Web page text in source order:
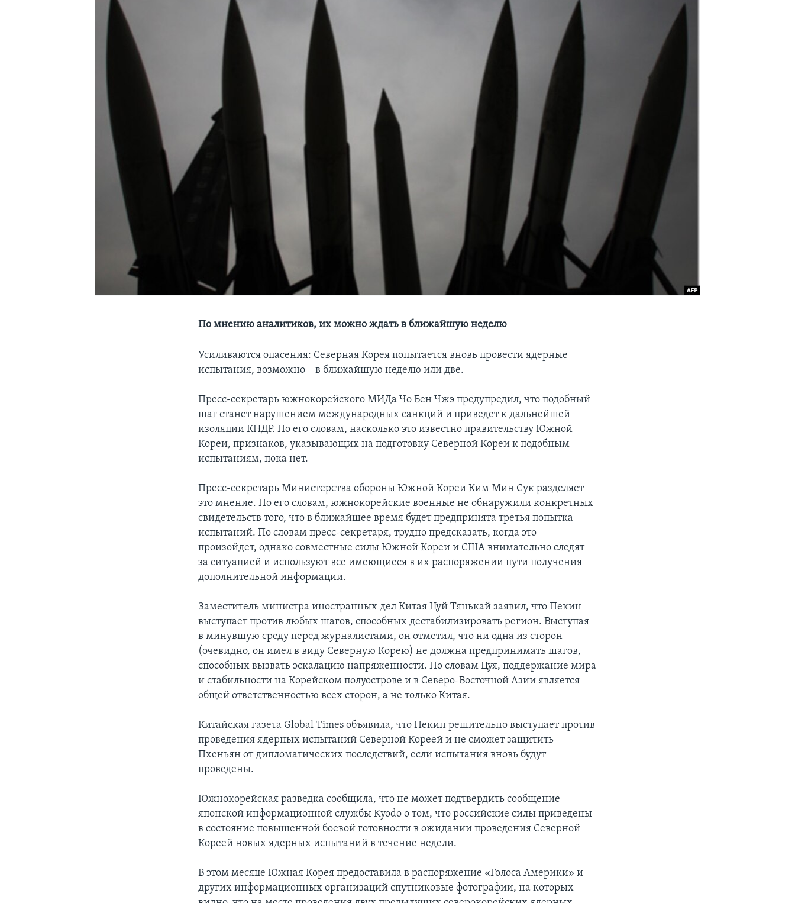
По мнению аналитиков, их можно ждать в ближайшую неделю
Усиливаются опасения: Северная Корея попытается вновь провести ядерные
испытания, возможно – в ближайшую неделю или две.
Пресс-секретарь южнокорейского МИДа Чо Бeн Чжэ предупредил, что подобный
шаг станет нарушением международных санкций и приведет к дальнейшей
изоляции КНДР. По его словам, насколько это известно правительству Южной
Кореи, признаков, указывающих на подготовку Северной Кореи к подобным
испытаниям, пока нет.
Пресс-секретарь Министерства обороны Южной Кореи Ким Мин Сук разделяет
это мнение. По его словам, южнокорейские военные не обнаружили конкретных
свидетельств того, что в ближайшее время будет предпринята третья попытка
испытаний. По словам пресс-секретаря, трудно предсказать, когда это
произойдет, однако совместные силы Южной Кореи и США внимательно следят
за ситуацией и используют все имеющиеся в их распоряжении пути получения
дополнительной информации.
Заместитель министра иностранных дел Китая Цуй Тянькай заявил, что Пекин
выступает против любых шагов, способных дестабилизировать регион. Выступая
в минувшую среду перед журналистами, он отметил, что ни одна из сторон
(очевидно, он имел в виду Северную Корею) не должна предпринимать шагов,
способных вызвать эскалацию напряженности. По словам Цуя, поддержание мира
и стабильности на Корейском полуострове и в Северо-Восточной Азии является
общей ответственностью всех сторон, а не только Китая.
Китайская газета Global Times объявила, что Пекин решительно выступает против
проведения ядерных испытаний Северной Кореей и не сможет защитить
Пхеньян от дипломатических последствий, если испытания вновь будут
проведены.
Южнокорейская разведка сообщила, что не может подтвердить сообщение
японской информационной службы Kyodo о том, что российские силы приведены
в состояние повышенной боевой готовности в ожидании проведения Северной
Кореей новых ядерных испытаний в течение недели.
В этом месяце Южная Корея предоставила в распоряжение «Голоса Америки» и
других информационных организаций спутниковые фотографии, на которых